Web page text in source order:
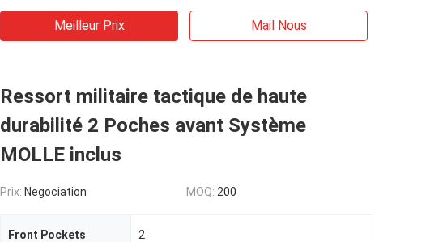
Meilleur Prix Mail Nous
Ressort militaire tactique de haute
durabilité 2 Poches avant Système
MOLLE inclus
Prix: Negociation MOQ: 200
Front Pockets 2